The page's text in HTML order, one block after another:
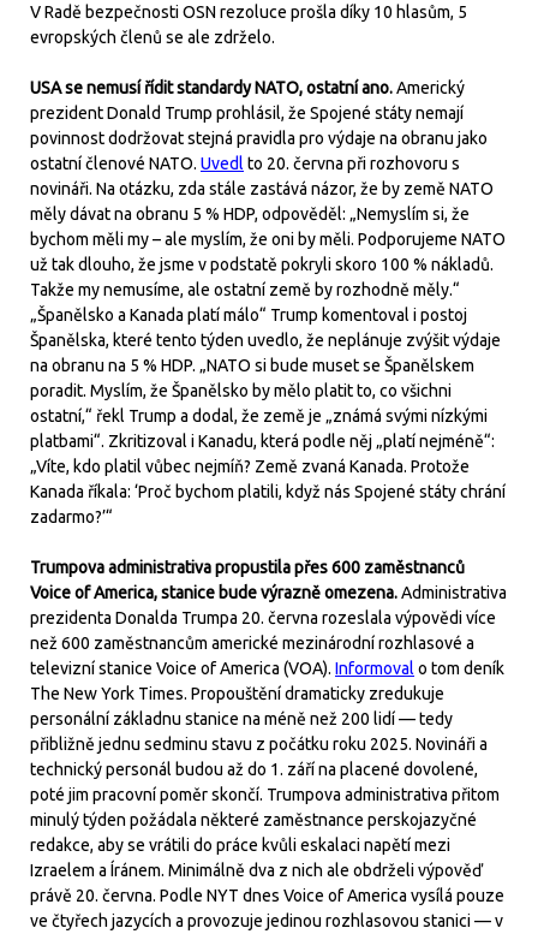
V Radě bezpečnosti OSN rezoluce prošla díky 10 hlasům, 5
evropských členů se ale zdrželo.
USA se nemusí řídit standardy NATO, ostatní ano.Americký
prezident Donald Trump prohlásil, že Spojené státy nemají
povinnost dodržovat stejná pravidla pro výdaje na obranu jako
ostatní členové NATO. Uvedl to 20. června při rozhovoru s
novináři. Na otázku, zda stále zastává názor, že by země NATO
měly dávat na obranu 5 % HDP, odpověděl: „Nemyslím si, že
bychom měli my – ale myslím, že oni by měli. Podporujeme NATO
už tak dlouho, že jsme v podstatě pokryli skoro 100 % nákladů.
Takže my nemusíme, ale ostatní země by rozhodně měly.“
„Španělsko a Kanada platí málo“ Trump komentoval i postoj
Španělska, které tento týden uvedlo, že neplánuje zvýšit výdaje
na obranu na 5 % HDP. „NATO si bude muset se Španělskem
poradit. Myslím, že Španělsko by mělo platit to, co všichni
ostatní,“ řekl Trump a dodal, že země je „známá svými nízkými
platbami“. Zkritizoval i Kanadu, která podle něj „platí nejméně“:
„Víte, kdo platil vůbec nejmíň? Země zvaná Kanada. Protože
Kanada říkala: ‘Proč bychom platili, když nás Spojené státy chrání
zadarmo?’“
Trumpova administrativa propustila přes 600 zaměstnanců
Voice of America, stanice bude výrazně omezena.Administrativa
prezidenta Donalda Trumpa 20. června rozeslala výpovědi více
než 600 zaměstnancům americké mezinárodní rozhlasové a
televizní stanice Voice of America (VOA). Informoval o tom deník
The New York Times. Propouštění dramaticky zredukuje
personální základnu stanice na méně než 200 lidí — tedy
přibližně jednu sedminu stavu z počátku roku 2025. Novináři a
technický personál budou až do 1. září na placené dovolené,
poté jim pracovní poměr skončí. Trumpova administrativa přitom
minulý týden požádala některé zaměstnance perskojazyčné
redakce, aby se vrátili do práce kvůli eskalaci napětí mezi
Izraelem a Íránem. Minimálně dva z nich ale obdrželi výpověď
právě 20. června. Podle NYT dnes Voice of America vysílá pouze
ve čtyřech jazycích a provozuje jedinou rozhlasovou stanici — v